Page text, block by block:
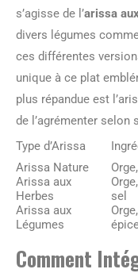
s’agisse de l’arissa
divers légumes
ces différentes
unique à ce plat
plus répandue est
de l’agrémenter selon
Type d’Arissa
Arissa Nature
Arissa aux
Herbes
sel
Arissa aux
Légumes
Comment